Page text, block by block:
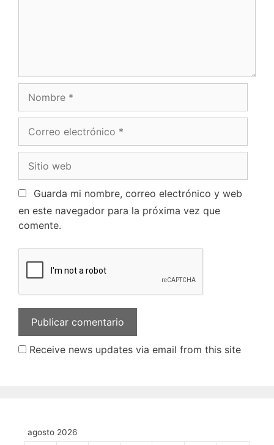
Guarda mi nombre, correo electrónico y web
en este navegador para la próxima vez que
comente.
Receive news updates via email from this site
agosto 2026